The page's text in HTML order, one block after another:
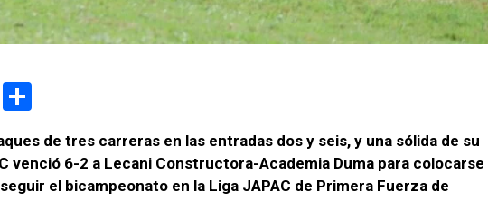
E
m
p
de tres carreras en las entradas dos y seis, y una sólida de su
venció 6-2 a Lecani Constructora-Academia Duma para colocarse
el bicampeonato en la Liga JAPAC de Primera Fuerza de